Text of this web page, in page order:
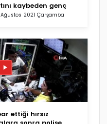
kaybeden genç
2021 Çarşamba
ettiği hırsız